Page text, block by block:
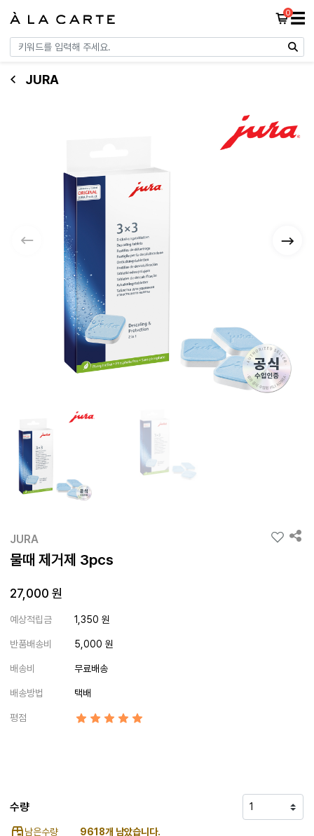
0☰
JURA
JURA
물때 제거제 3pcs
27,000 원
예상적립금 1,350 원
반품배송비 5,000 원
배송비 무료배송
배송방법 택배
평점
수량
남은수량 9618개 남았습니다.